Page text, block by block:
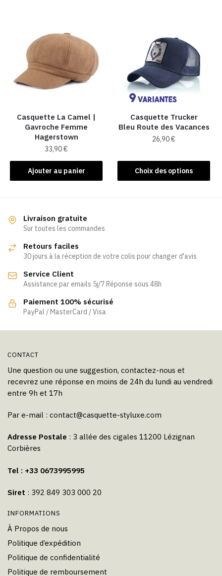
Les
options
peuvent
être
choisies
sur
la
page
du
Casquette La Camel​ |
Gavroche Femme
Hagerstown
33,90€
Ajouter au panier
Casquette Trucker
Bleu Route des Vacances
26,90€
Choix des options
produit
a
être
Livraison gratuite
Sur toutes les commandes
Retours faciles
30 jours à la réception de votre colis pour changer d'avis
Service Client
Assistance par emails 5j/7 Réponse sous 48h
Paiement 100% sécurisé
PayPal / MasterCard / Visa
CONTACT
Une question ou une suggestion, contactez-nous et
recevrez une réponse en moins de 24h du lundi au vendredi
entre 9h et 17h
Par e-mail : contact@casquette-styluxe.com
Adresse Postale : 3 allée des cigales 11200 Lézignan
Corbières
Tel : +33 0673995995
Siret : 392 849 303 000 20
INFORMATIONS
À Propos de nous
Politique d’expédition
Politique de confidentialité
Politique de remboursement